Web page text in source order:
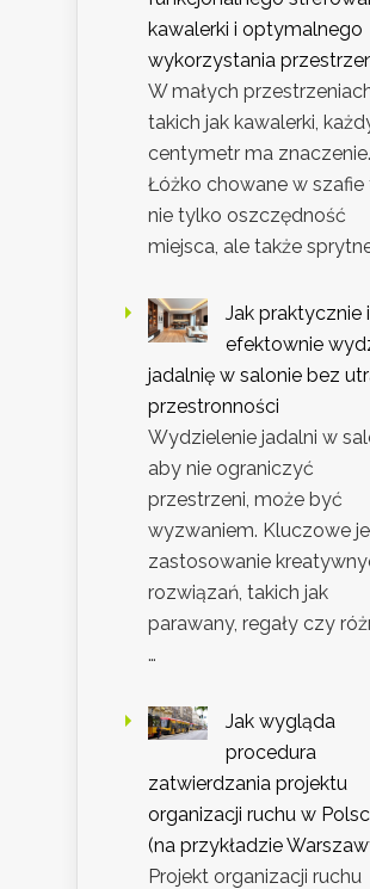
kawalerki i optymalnego
wykorzystania
W małych
takich jak kawalerki,
centymetr ma znaczenie.
Łóżko chowane w szafie
nie tylko oszczędność
miejsca, ale także
Jak praktycznie i
efektownie
jadalnię w salonie bez
przestronności
Wydzielenie jadalni w
aby nie ograniczyć
przestrzeni, może być
wyzwaniem. Kluczowe
zastosowanie
rozwiązań, takich jak
parawany, regały czy
…
Jak wygląda
procedura
zatwierdzania projektu
organizacji ruchu w
(na przykładzie
Projekt organizacji ruchu